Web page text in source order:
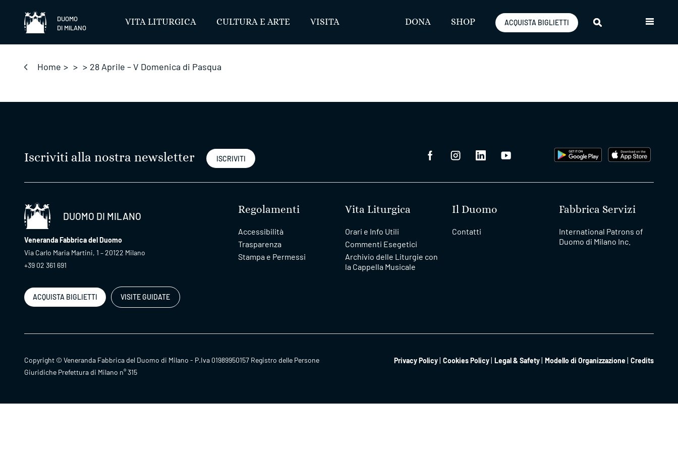
DUOMO
DI MILANO
VITA LITURGICA CULTURA E ARTE VISITA DONA SHOP ACQUISTA BIGLIETTI
Home > > > 28 Aprile – V Domenica di Pasqua
Iscriviti alla nostra newsletter ISCRIVITI
DUOMO DI MILANO
Veneranda Fabbrica del Duomo
Via Carlo Maria Martini, 1 – 20122 Milano
+39 02 361 691
ACQUISTA BIGLIETTI VISITE GUIDATE
Regolamenti
Accessibilità
Trasparenza
Stampa e Permessi
Vita Liturgica
Orari e Info Utili
Commenti Esegetici
Archivio delle Liturgie con
la Cappella Musicale
Il Duomo
Contatti
Fabbrica Servizi
International Patrons of
Duomo di Milano Inc.
Copyright © Veneranda Fabbrica del Duomo di Milano - P.Iva 01989950157 Registro delle Persone
Giuridiche Prefettura di Milano n° 315
Privacy Policy Cookies Policy Legal & Safety Modello di Organizzazione Credits